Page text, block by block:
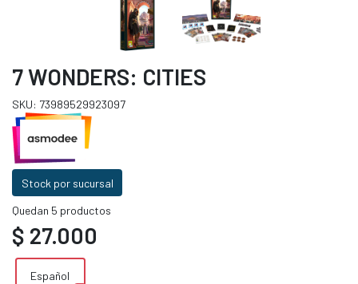
7 WONDERS: CITIES
SKU: 73989529923097
Stock por sucursal
Quedan 5 productos
$ 27.000
Español